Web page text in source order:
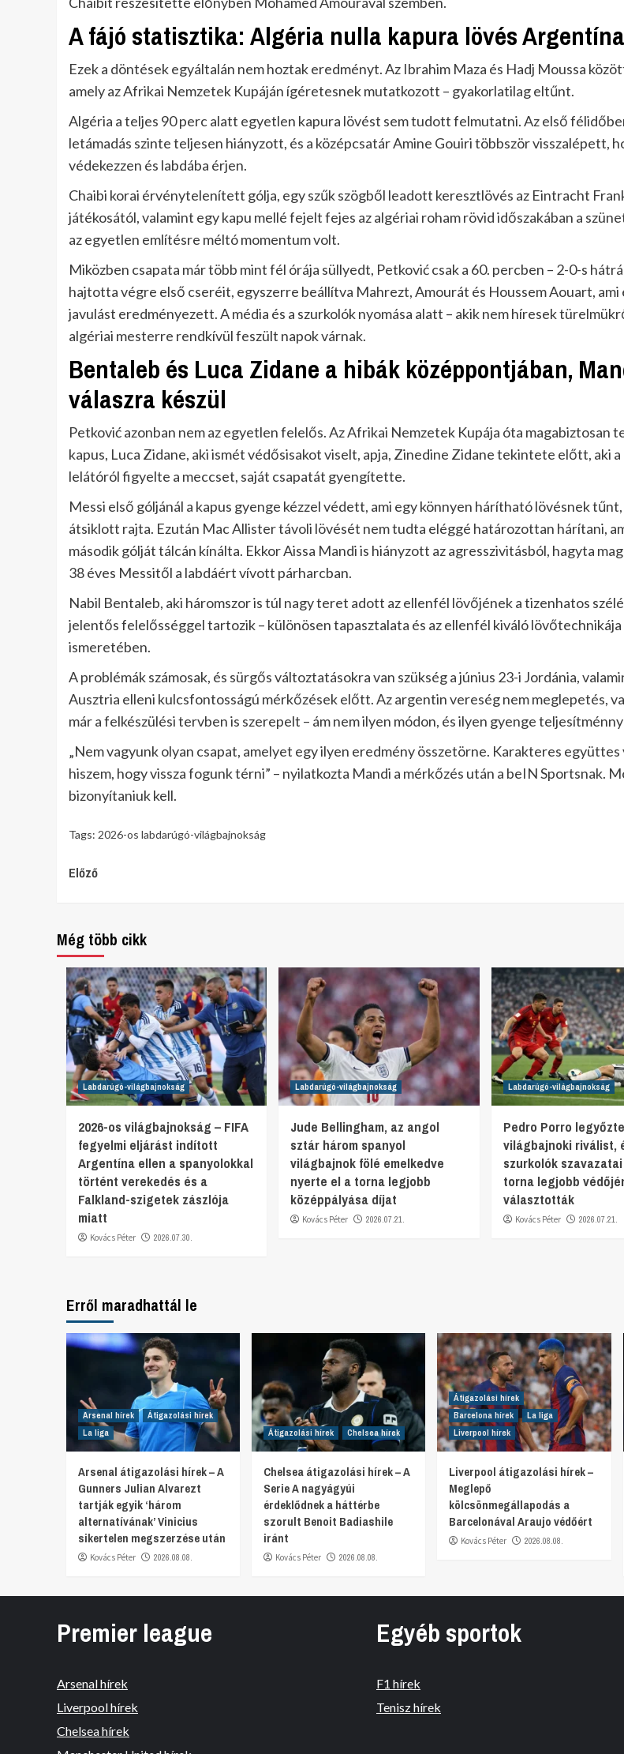
A fájó statisztika: Algéria nulla kapura lövés
Ezek a döntések egyáltalán nem hoztak eredményt. Az Ibrahim Maza és Hadj Moussa
amely az Afrikai Nemzetek Kupáján ígéretesnek mutatkozott – gyakorlatilag eltűnt.
Algéria a teljes 90 perc alatt egyetlen kapura lövést sem tudott felmutatni. Az első
letámadás szinte teljesen hiányzott, és a középcsatár Amine Gouiri többször visszalépett,
védekezzen és labdába érjen.
Chaibi korai érvénytelenített gólja, egy szűk szögből leadott keresztlövés az Eintracht
játékosától, valamint egy kapu mellé fejelt fejes az algériai roham rövid időszakában a
az egyetlen említésre méltó momentum volt.
Miközben csapata már több mint fél órája süllyedt, Petković csak a 60. percben – 2-0-s
hajtotta végre első cseréit, egyszerre beállítva Mahrezt, Amourát és Houssem Aouart, ami
javulást eredményezett. A média és a szurkolók nyomása alatt – akik nem híresek
algériai mesterre rendkívül feszült napok várnak.
Bentaleb és Luca Zidane a hibák középpontjában,
válaszra készül
Petković azonban nem az egyetlen felelős. Az Afrikai Nemzetek Kupája óta magabiztosan
kapus, Luca Zidane, aki ismét védősisakot viselt, apja, Zinedine Zidane tekintete előtt, aki a
lelátóról figyelte a meccset, saját csapatát gyengítette.
Messi első góljánál a kapus gyenge kézzel védett, ami egy könnyen hárítható lövésnek tűnt,
átsiklott rajta. Ezután Mac Allister távoli lövését nem tudta eléggé határozottan hárítani,
második gólját tálcán kínálta. Ekkor Aissa Mandi is hiányzott az agresszivitásból, hagyta
38 éves Messitől a labdáért vívott párharcban.
Nabil Bentaleb, aki háromszor is túl nagy teret adott az ellenfél lövőjének a tizenhatos
jelentős felelősséggel tartozik – különösen tapasztalata és az ellenfél kiváló lövőtechnikája
ismeretében.
A problémák számosak, és sürgős változtatásokra van szükség a június 23-i Jordánia,
Ausztria elleni kulcsfontosságú mérkőzések előtt. Az argentin vereség nem meglepetés,
már a felkészülési tervben is szerepelt – ám nem ilyen módon, és ilyen gyenge
„Nem vagyunk olyan csapat, amelyet egy ilyen eredmény összetörne. Karakteres együttes
hiszem, hogy vissza fogunk térni” – nyilatkozta Mandi a mérkőzés után a beIN Sportsnak.
bizonyítaniuk kell.
Tags: 2026-os labdarúgó-világbajnokság
Continue
Előző
Még több cikk
Labdarúgó-világbajnokság
2026-os világbajnokság – FIFA
fegyelmi eljárást indított
Argentína ellen a spanyolokkal
történt verekedés és a
Falkland-szigetek zászlója
miatt
Kovács Péter 2026.07.30.
Labdarúgó-világbajnokság
Jude Bellingham, az angol
sztár három spanyol
világbajnok fölé emelkedve
nyerte el a torna legjobb
középpályása díjat
Kovács Péter 2026.07.21.
Labdarúgó-világbajnokság
Pedro Porro
világbajnoki riválist,
szurkolók
torna legjobb
választották
Kovács Péter 2026.07.21.
Erről maradhattál le
Arsenal hírek
Átigazolási hírek
La liga
Arsenal átigazolási hírek – A
Gunners Julian Alvarezt
tartják egyik ‘három
alternatívának’ Vinicius
sikertelen megszerzése után
Kovács Péter 2026.08.08.
Átigazolási hírek Chelsea hírek
Chelsea átigazolási hírek – A
Serie A nagyágyúi
érdeklődnek a háttérbe
szorult Benoit Badiashile
iránt
Kovács Péter 2026.08.08.
Átigazolási hírek
Barcelona hírek
La liga
Liverpool hírek
Liverpool átigazolási hírek –
Meglepő
kölcsönmegállapodás a
Barcelonával Araujo védőért
Kovács Péter 2026.08.08.
Premier league
Arsenal hírek
Liverpool hírek
Chelsea hírek
Egyéb sportok
F1 hírek
Tenisz hírek